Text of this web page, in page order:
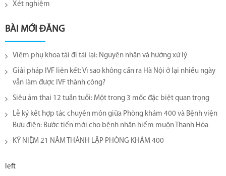
Xét nghiệm
BÀI MỚI ĐĂNG
Viêm phụ khoa tái đi tái lại​: Nguyên nhân và hướng xử lý
Giải pháp IVF liên kết: Vì sao không cần ra Hà Nội ở lại nhiều ngày
vẫn làm được IVF thành công?
Siêu âm thai 12 tuần tuổi: Một trong 3 mốc đặc biệt quan trọng
Lễ ký kết hợp tác chuyên môn giữa Phòng khám 400 và Bệnh viện
Bưu điện: Bước tiến mới cho bệnh nhân hiếm muộn Thanh Hóa
KỶ NIỆM 21 NĂM THÀNH LẬP PHÒNG KHÁM 400
left